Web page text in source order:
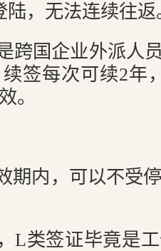
陆，无法连续往返
跨国企业外派人
签每次可续2年
。
期内，可以不受
L类签证毕竟是